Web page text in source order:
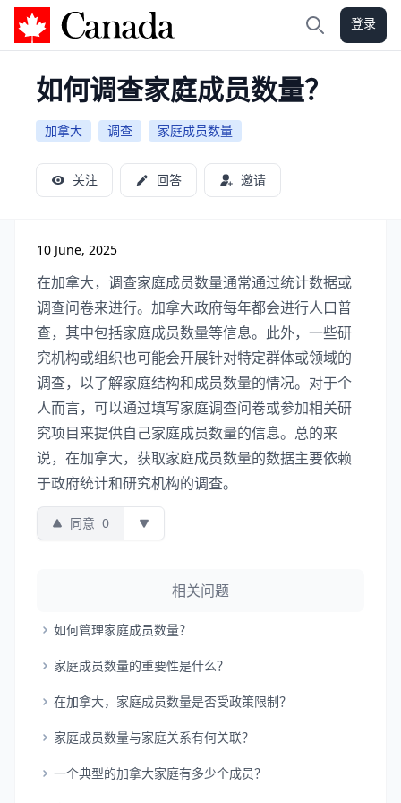
加拿大攻略 登录
如何调查家庭成员数量？
加拿大 调查 家庭成员数量
关注 回答 邀请
10 June, 2025
在加拿大，调查家庭成员数量通常通过统计数据或
调查问卷来进行。加拿大政府每年都会进行人口普
查，其中包括家庭成员数量等信息。此外，一些研
究机构或组织也可能会开展针对特定群体或领域的
调查，以了解家庭结构和成员数量的情况。对于个
人而言，可以通过填写家庭调查问卷或参加相关研
究项目来提供自己家庭成员数量的信息。总的来
说，在加拿大，获取家庭成员数量的数据主要依赖
于政府统计和研究机构的调查。
同意 0
相关问题
如何管理家庭成员数量？
家庭成员数量的重要性是什么？
在加拿大，家庭成员数量是否受政策限制？
家庭成员数量与家庭关系有何关联？
一个典型的加拿大家庭有多少个成员？